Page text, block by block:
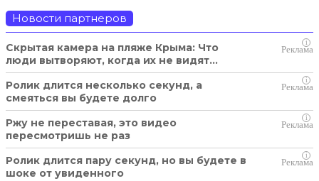
Новости партнеров
i
Скрытая камера на пляже Крыма: Что
люди вытворяют, когда их не видят...
i
Ролик длится несколько секунд, а
смеяться вы будете долго
i
Ржу не переставая, это видео
пересмотришь не раз
i
Ролик длится пару секунд, но вы будете в
шоке от увиденного